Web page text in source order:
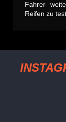
Fahrer
Reifen zu